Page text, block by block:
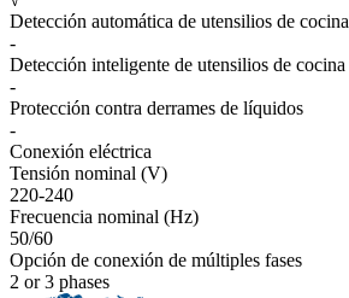
Detección automática de utensilios de cocina
-
Detección inteligente de utensilios de cocina
-
Protección contra derrames de líquidos
-
Conexión eléctrica
Tensión nominal (V)
220-240
Frecuencia nominal (Hz)
50/60
Opción de conexión de múltiples fases
2 or 3 phases